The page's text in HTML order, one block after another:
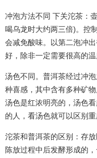
冲泡方法不同 下关沱茶：
喝乌龙时大约两三倍)。控
会减免酸味。以第二泡冲
好，除非一定需要很高的温
汤色不同。普洱茶经过冲
种喜感，其中含有多种矿
汤色是红浓明亮的，汤色
的人，看汤色就可以区别重
沱茶和普洱茶的区别：存
陈放过程中后发酵形成的